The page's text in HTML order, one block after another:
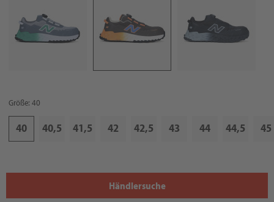
Größe: 40
40 40,5 41,5 42 42,5 43 44 44,5 45
Händlersuche